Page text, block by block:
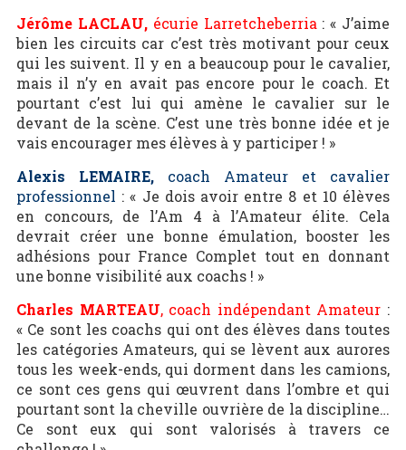
Jérôme LACLAU, écurie Larretcheberria : « J’aime
bien les circuits car c’est très motivant pour ceux
qui les suivent. Il y en a beaucoup pour le cavalier,
mais il n’y en avait pas encore pour le coach. Et
pourtant c’est lui qui amène le cavalier sur le
devant de la scène. C’est une très bonne idée et je
vais encourager mes élèves à y participer ! »
Alexis LEMAIRE, coach Amateur et cavalier
professionnel : « Je dois avoir entre 8 et 10 élèves
en concours, de l’Am 4 à l’Amateur élite. Cela
devrait créer une bonne émulation, booster les
adhésions pour France Complet tout en donnant
une bonne visibilité aux coachs ! »
Charles MARTEAU, coach indépendant Amateur :
« Ce sont les coachs qui ont des élèves dans toutes
les catégories Amateurs, qui se lèvent aux aurores
tous les week-ends, qui dorment dans les camions,
ce sont ces gens qui œuvrent dans l’ombre et qui
pourtant sont la cheville ouvrière de la discipline…
Ce sont eux qui sont valorisés à travers ce